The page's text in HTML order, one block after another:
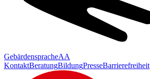
GebärdenspracheAA
KontaktBeratungBildungPresseBarrierefreiheit